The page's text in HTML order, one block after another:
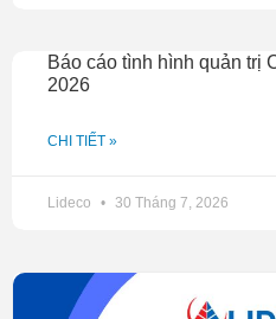
Báo cáo tình hình quản trị
2026
CHI TIẾT »
Lideco 30 Tháng 7, 2026